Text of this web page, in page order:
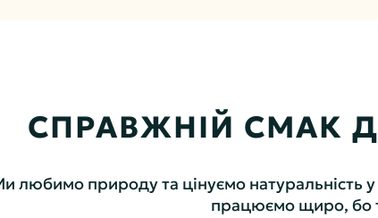
СПРАВЖНІЙ СМАК
любимо природу та цінуємо натуральність
працюємо щиро, бо